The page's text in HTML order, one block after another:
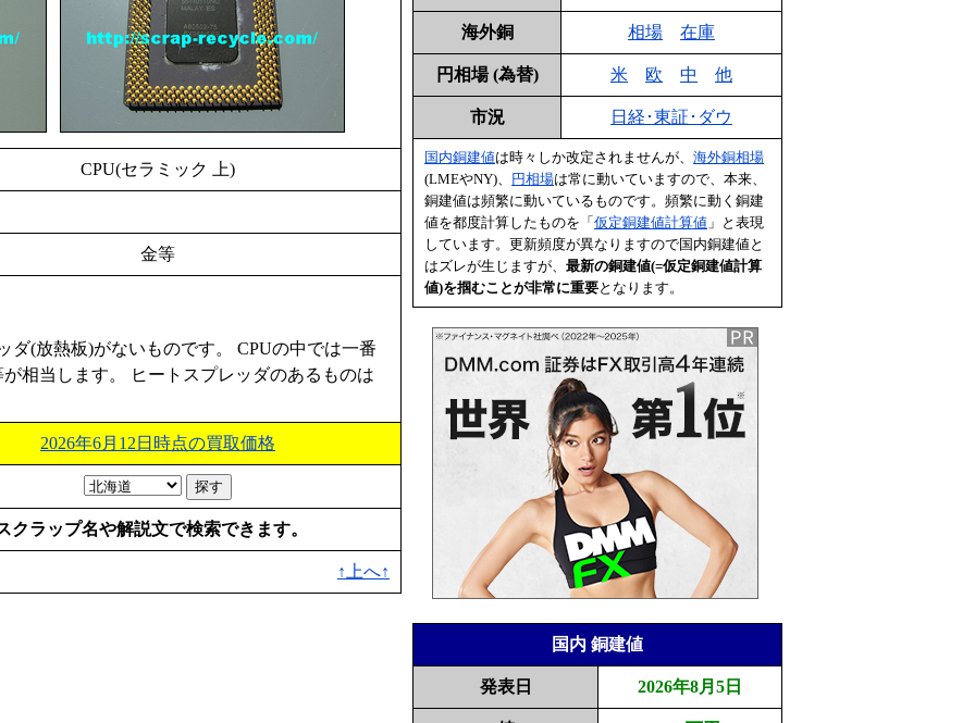
CPU(セラミック 上)
金等
ダ(放熱板)がないものです。 CPUの中では一番
相当します。 ヒートスプレッダのあるものは
2026年6月12日時点の買取価格
クラップ名や解説文で検索できます。
↑上へ↑
海外銅 相場 在庫
円相場 (為替) 米 欧 中 他
市況 日経･東証･ダウ
国内銅建値は時々しか改定されませんが、 海外銅相場
(LMEやNY)、
円相場は常に動いていますので、本来、
銅建値は頻繁に動いているものです。頻繁に動く銅建
値を都度計算したものを「 仮定銅建値計算値 」と表現
しています。更新頻度が異なりますので国内銅建値と
はズレが生じますが、 最新の銅建値(=仮定銅建値計算
値)を掴むことが非常に重要となります。
国内 銅建値
発表日 2026年8月5日